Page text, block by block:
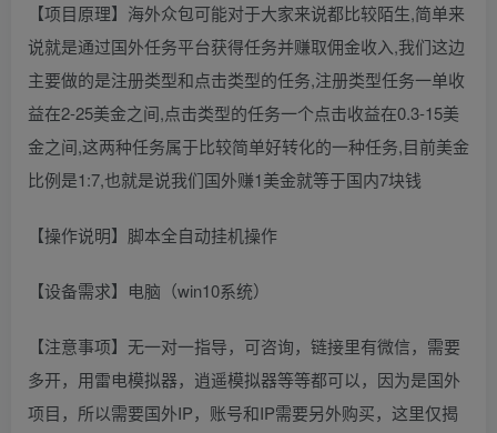
【项目原理】海外众包可能对于大家来说都比较陌生,简单来
说就是通过国外任务平台获得任务并赚取佣金收入,我们这边
主要做的是注册类型和点击类型的任务,注册类型任务一单收
益在2-25美金之间,点击类型的任务一个点击收益在0.3-15美
金之间,这两种任务属于比较简单好转化的一种任务,目前美金
比例是1:7,也就是说我们国外赚1美金就等于国内7块钱
【操作说明】脚本全自动挂机操作
【设备需求】电脑（win10系统）
【注意事项】无一对一指导，可咨询，链接里有微信，需要
多开，用雷电模拟器，逍遥模拟器等等都可以，因为是国外
项目，所以需要国外IP，账号和IP需要另外购买，这里仅揭